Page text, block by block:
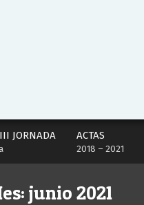
JORNADA ACTAS
2018 – 2021
junio 2021